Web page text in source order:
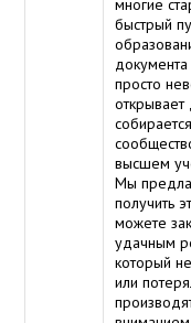
многие
быстрый
просто
высшем
Мы
получить
можете
удачным
который
или